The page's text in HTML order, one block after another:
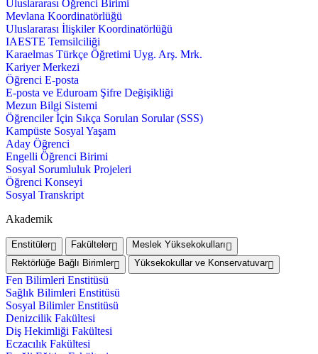
Uluslararası Öğrenci Birimi
Mevlana Koordinatörlüğü
Uluslararası İlişkiler Koordinatörlüğü
IAESTE Temsilciliği
Karaelmas Türkçe Öğretimi Uyg. Arş. Mrk.
Kariyer Merkezi
Öğrenci E-posta
E-posta ve Eduroam Şifre Değişikliği
Mezun Bilgi Sistemi
Öğrenciler İçin Sıkça Sorulan Sorular (SSS)
Kampüste Sosyal Yaşam
Aday Öğrenci
Engelli Öğrenci Birimi
Sosyal Sorumluluk Projeleri
Öğrenci Konseyi
Sosyal Transkript
Akademik
Enstitüler Fakülteler
Meslek Yüksekokulları
Rektörlüğe Bağlı Birimler
Yüksekokullar ve Konservatuvar
Fen Bilimleri Enstitüsü
Sağlık Bilimleri Enstitüsü
Sosyal Bilimler Enstitüsü
Denizcilik Fakültesi
Diş Hekimliği Fakültesi
Eczacılık Fakültesi